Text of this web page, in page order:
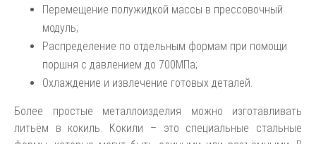
Перемещение полужидкой массы в прессовочный
модуль;
Распределение по отдельным формам при помощи
поршня с давлением до 700МПа;
Охлаждение и извлечение готовых деталей.
Более простые металлоизделия можно изготавливать
литьём в кокиль. Кокили – это специальные стальные